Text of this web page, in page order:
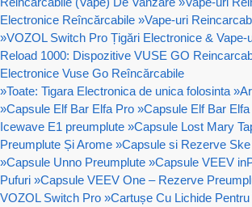
Electronice Reîncărcabile »Vape-uri
»VOZOL Switch Pro Țigări Electronice & Vape-
Reload 1000: Dispozitive VUSE GO
Electronice Vuse Go Reîncărcabile
»Toate: Tigara Electronica de unica folosinta »
»Capsule Elf Bar Elfa Pro »Capsule Elf Bar
Icewave E1 preumplute »Capsule Lost Mary
Preumplute Și Arome »Capsule si Rezerve
»Capsule Unno Preumplute »Capsule VEEV
Pufuri »Capsule VEEV One – Rezerve
VOZOL Switch Pro »Cartușe Cu Lichide